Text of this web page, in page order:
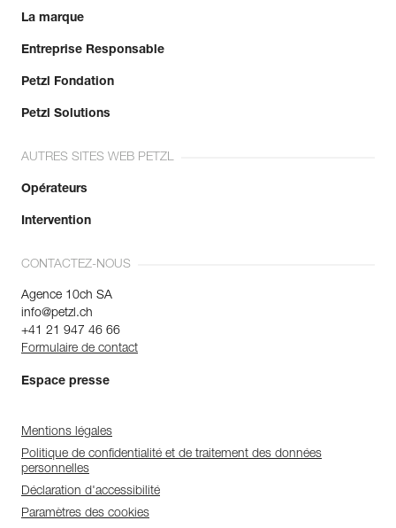
La marque
Entreprise Responsable
Petzl Fondation
Petzl Solutions
AUTRES SITES WEB PETZL
Opérateurs
Intervention
CONTACTEZ-NOUS
Agence 10ch SA
info@petzl.ch
+41 21 947 46 66
Formulaire de contact
Espace presse
Mentions légales
Politique de confidentialité et de traitement des données
personnelles
Déclaration d'accessibilité
Paramètres des cookies